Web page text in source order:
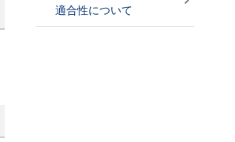
適合性について